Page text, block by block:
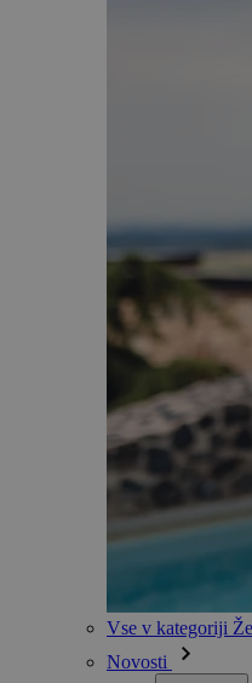
Vse v kategoriji
Novosti